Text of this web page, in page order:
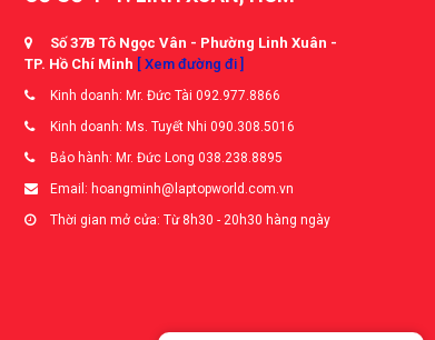
Số 37B Tô Ngọc Vân - Phường Linh Xuân -
TP. Hồ Chí Minh [ Xem đường đi ]
Kinh doanh: Mr. Đức Tài 092.977.8866
Kinh doanh: Ms. Tuyết Nhi 090.308.5016
Bảo hành: Mr. Đức Long 038.238.8895
Email: hoangminh@laptopworld.com.vn
Thời gian mở cửa: Từ 8h30 - 20h30 hàng ngày